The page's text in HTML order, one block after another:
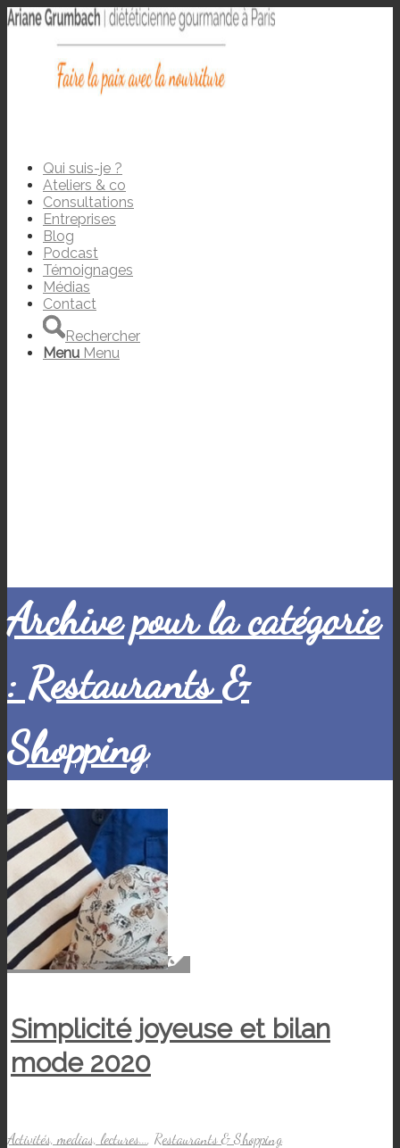
Qui suis-je ?
Ateliers & co
Consultations
Entreprises
Blog
Podcast
Témoignages
Médias
Contact
Rechercher
Menu Menu
Archive pour la catégorie
: Restaurants &
Shopping
Simplicité joyeuse et bilan
mode 2020
Activités, medias, lectures..., Restaurants & Shopping